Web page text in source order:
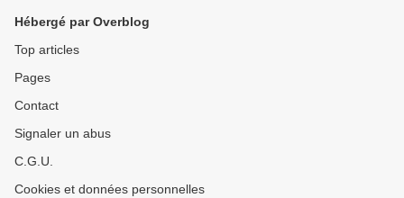
Hébergé par Overblog
Top articles
Pages
Contact
Signaler un abus
C.G.U.
Cookies et données personnelles